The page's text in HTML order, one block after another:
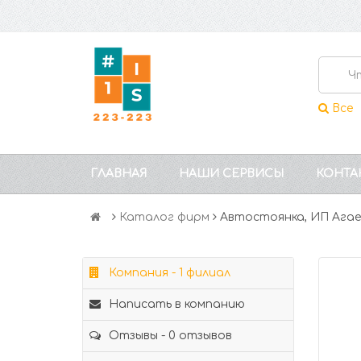
Все
ГЛАВНАЯ НАШИ СЕРВИСЫ
Каталог фирм Автостоянка, ИП
Компания - 1 филиал
Написать в компанию
Отзывы - 0 отзывов